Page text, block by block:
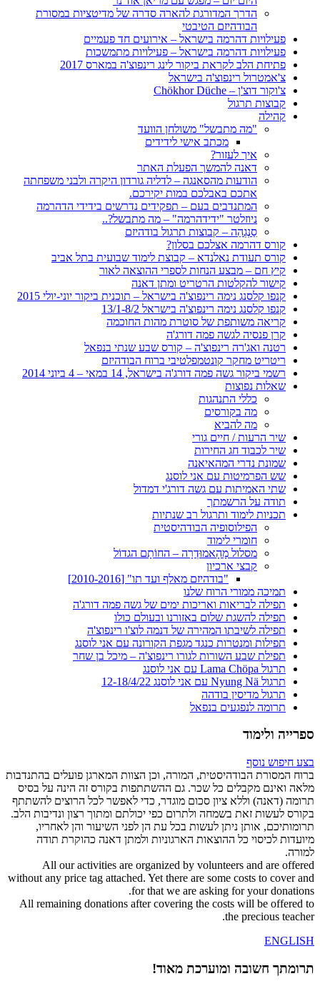
הדרך המדורגת להארה סדרה של מדיטציות במסורת
הבודהיזם הטיבטי
פעילויות דהרמה בישראל – אירועים חד פעמיים
פעילויות דהרמה בישראל – פעילויות מתמשכות
פתיחת הלב לקראת ביקור לינג רינפוצ'ה במארס 2017
צ'אמטרול רינפוצ'ה בישראל
צ'וקור דוצ'ן – Chökhor Düche
קבוצות תרגול
קהילה
"מה מתבשל" משולחן הוועד
מכתב אישי לידידים
איך לעזור?
דאנה להמשך הפעלת האתר
הודעות מהסאנגה – לדליה גורדון היקרה ולבני משפחתה
אתכם באבלכם במות יקירכם.
המתנדבים בעם – תפקידים נדרשים בידידי הדהרמה
ניוזלטר "ידידהרמה" – מה מתבשל?..
סַנְגְהַה – קבוצות תרגול בודהיזם
קורס דהרמה אצלכם בסלון?
קורס תעודת נאלנדא – קבוצת לימוד שבועית בתל אביב
קיץ חם – מבצע הנחות לספרי ההוצאה לאור
קישור להקלטות הרטריט ומתן דאנה
קנפו קלסנג נימה רינפוצ'ה בישראל – תוכנית ביקור יוני-יולי 2015
קנפו קלסנג נימה רינפוצ'ה בישראל 13/1-8/2
קריאה משותפת של סוטרת מהות החוכמה
קרן פנסיה לגשה פמה דורג'ה
רטנה ואג'רה רינפוצ'ה – קורס שבע שנתי בנפאל
ריטריט מחקר קונטמפלטיבי ברוח הבודהיזם
רשמי ביקור גשה פמה דורג'ה בישראל, 14 במאי – 4 ביוני 2014
שאלות נפוצות
כללי התנהגות
מה בקורסים
מה להביא
שיר הרעות / חיים גורי
שיר לכבוד חג החירות
שמונת נדרי המהאיאנה
שש הפרמיטות עם אני לוסנג
שתי האמיתות עם גשה דורג'י דמדול
תודה על הרשמתך
תכניות לימוד ותרגול רב שנתיות
הפילוסופיה הבודהיסטית
חומרי לימוד
מסלול מָהָאמוּדְרָה – החוֹתָם הגדוֹל
קבצי ארכיון
"בודהיזם מאלף ועד תו" [2010-2016]
תמיכה ממורי הרוח שלנו
תפילה לבריאות ואריכות ימים של גשה פמה דורג'ה
תפילה להשגת שלום באזורנו ובעולם כולו
תפילה לשיבתו המהירה של דנמה לוצ'ו רינפוצ'ה
תפילות ומנטרות כנגד מגפת הקורונה עם אני לוסנג
תפילת שבע השורות לגורו רינפוצ'ה – מיכל בן שחר
תרגול Lama Chöpa עם אני לוסנג
תרגול Nyung Nä עם אני לוסנג 12-18/4/22
תרגול מדיסין בודהה
תרומה לנפגעים בנפאל
ספרייה ולימוד
בצע חיפוש נוסף
ברוח המסורת הבודהיסטית, המורה, וכן הצוות המארגן פועלים בהתנדבות
מלאה ואינם מקבלים כל שכר. גם ההשתתפות בקורס זה הינה על בסיס
תרומה (דאנה) וללא ציון סכום מוגדר, כדי לאפשר לכל הרוצים להשתתף
בקורס לעשות זאת בשמחה ולתרום כפי יכולתם ומתוך רצון ונדיבות הלב.
תרומותיכם, אותן ניתן לעשות בכל עת הן לפני השיעור והן לאחריו,
מיועדות לכיסוי כל ההוצאות הארגוניות ולמתן דאנה כהוקרת תודה
למורה.
All our activities are organized by volunteers and are offered
without any price tag attached. Yet there are some costs to cover and
for that we are asking for your donations.
All remaining donations after covering the costs will be offered to
the precious teacher.
ENGLISH
תרומתך חשובה ומוערכת מאוד!